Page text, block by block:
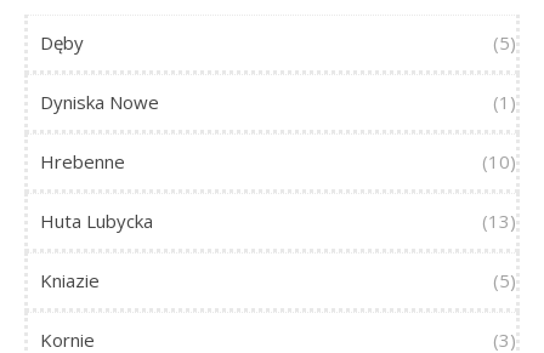
Dęby (5)
Dyniska Nowe (1)
Hrebenne (10)
Huta Lubycka (13)
Kniazie (5)
Kornie (3)